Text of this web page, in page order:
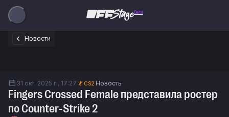
Beta
Новости
31 окт. 2025 г., 17:27 CS2 Новость
Fingers Crossed Female представила ростер
по Counter-Strike 2